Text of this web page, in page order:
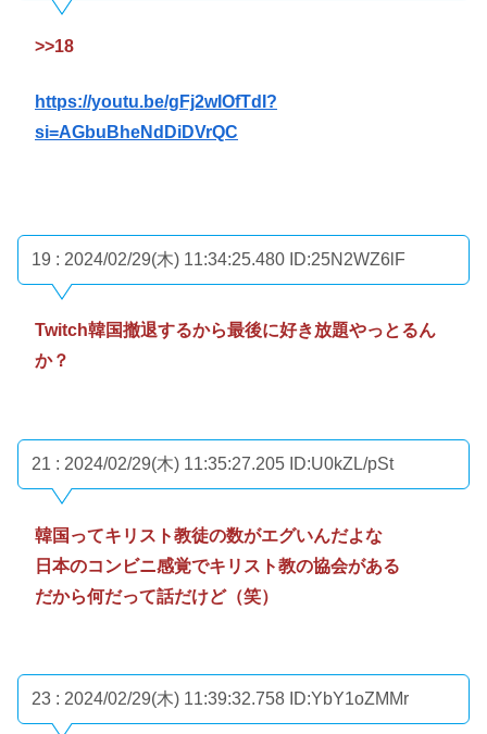
>>18
https://youtu.be/gFj2wIOfTdI?
si=AGbuBheNdDiDVrQC
19 : 2024/02/29(木) 11:34:25.480 ID:25N2WZ6lF
Twitch韓国撤退するから最後に好き放題やっとるん
か？
21 : 2024/02/29(木) 11:35:27.205 ID:U0kZL/pSt
韓国ってキリスト教徒の数がエグいんだよな
日本のコンビニ感覚でキリスト教の協会がある
だから何だって話だけど（笑）
23 : 2024/02/29(木) 11:39:32.758 ID:YbY1oZMMr